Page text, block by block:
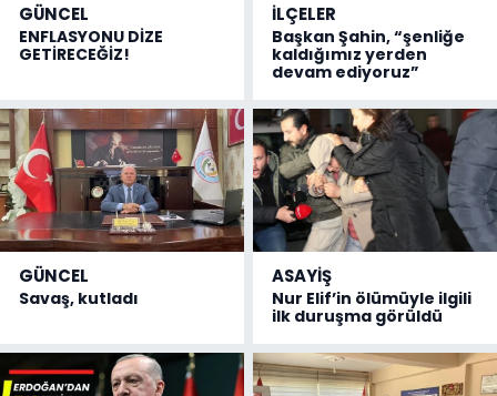
GÜNCEL
ENFLASYONU DİZE
GETİRECEĞİZ!
İLÇELER
Başkan Şahin, “şenliğe
kaldığımız yerden
devam ediyoruz”
GÜNCEL
Savaş, kutladı
ASAYİŞ
Nur Elif’in ölümüyle ilgili
ilk duruşma görüldü